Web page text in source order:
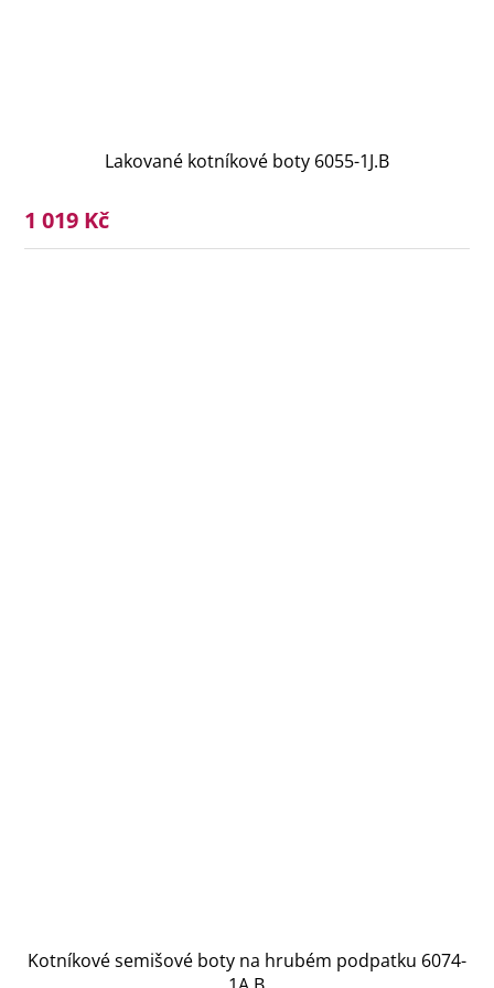
Lakované kotníkové boty 6055-1J.B
1 019 Kč
Kotníkové semišové boty na hrubém podpatku 6074-